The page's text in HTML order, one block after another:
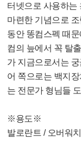
터넷으로 사용하는
마련한 기념으로
동안 똥컴스펙 때
컴의 늪에서 꼭 탈
가 지금으로서는
어 쪽으로는 백지
는 전문가 형님들
※용도※
발로란트 / 오버워